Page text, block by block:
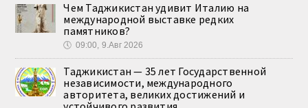
Чем Таджикистан удивит Италию на
международной выставке редких
памятников?
🕔 09:00, 9.Авг 2026
Таджикистан — 35 лет Государственной
независимости, международного
авторитета, великих достижений и